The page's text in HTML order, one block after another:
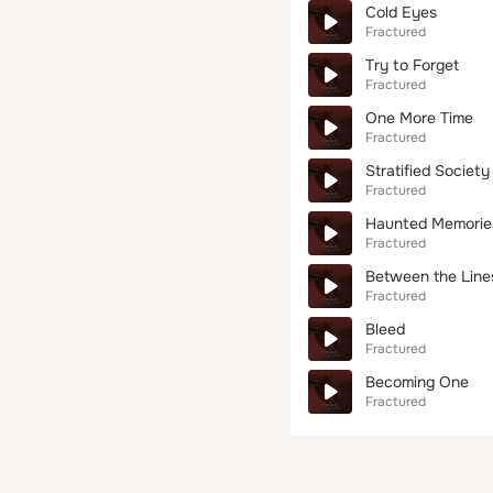
Cold Eyes
Fractured
Try to Forget
Fractured
One More Time
Fractured
Stratified Society
Fractured
Haunted
Fractured
Between the
Fractured
Bleed
Fractured
Becoming One
Fractured